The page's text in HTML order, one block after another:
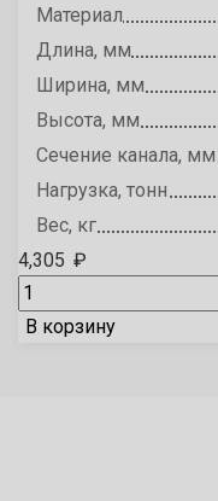
Материал
Длина, мм
Ширина, мм
Высота, мм
Сечение канала, мм
Нагрузка, тонн
Вес, кг
4,305 ₽
В корзину